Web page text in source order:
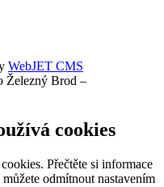
WebJET CMS
Železný Brod –
cookies
Přečtěte si informace
odmítnout nastavením